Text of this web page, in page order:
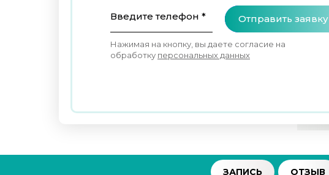
Введите телефон * Отправить заявку
Нажимая на кнопку, вы даете согласие на
обработку персональных данных
ОТЗЫВ
ЗАПИСЬ